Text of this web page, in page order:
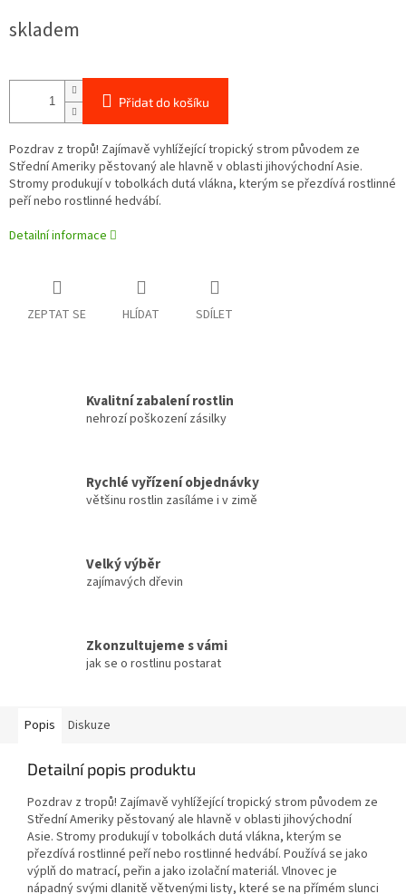
cena:
skladem
Přidat do košíku
Pozdrav z tropů! Zajímavě vyhlížející tropický strom původem ze
Střední Ameriky pěstovaný ale hlavně v oblasti jihovýchodní Asie.
Stromy produkují v tobolkách dutá vlákna, kterým se přezdívá rostlinné
peří nebo rostlinné hedvábí.
Detailní informace
ZEPTAT SE HLÍDAT SDÍLET
Kvalitní zabalení rostlin
nehrozí poškození zásilky
Rychlé vyřízení objednávky
většinu rostlin zasíláme i v zimě
Velký výběr
zajímavých dřevin
Zkonzultujeme s vámi
jak se o rostlinu postarat
Popis Diskuze
Detailní popis produktu
Pozdrav z tropů! Zajímavě vyhlížející tropický strom původem ze
Střední Ameriky pěstovaný ale hlavně v oblasti jihovýchodní
Asie. Stromy produkují v tobolkách dutá vlákna, kterým se
přezdívá rostlinné peří nebo rostlinné hedvábí. Používá se jako
výplň do matrací, peřin a jako izolační materiál. Vlnovec je
nápadný svými dlanitě větvenými listy, které se na přímém slunci